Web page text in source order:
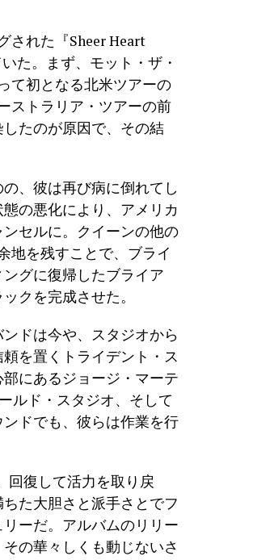
された『Sheer Heart
た。まず、モット・ザ・
て初となる北米ツアーの
ストラリア・ツアーの前
たのが原因で、その結
、彼は再び病に倒れてし
の悪化により、アメリカ
セルに。クイーンの他の
地を残すことで、ブライ
グに復帰したブライア
クを完成させた。
ドは今や、スタジオから
を置くトライデント・ス
にあるジョージ・マーテ
ルド・スタジオ、そして
ドでも、彼らは作業を行
復して活力を取り戻
た大胆さと派手さとでフ
ーだ。アルバムのリリー
の華々しくも動じないさ